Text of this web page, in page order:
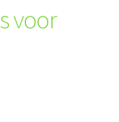
voor